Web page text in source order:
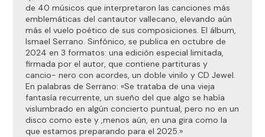
de 40 músicos que interpretaron las canciones más
emblemáticas del cantautor vallecano, elevando aún
más el vuelo poético de sus composiciones. El álbum,
Ismael Serrano. Sinfónico, se publica en octubre de
2024 en 3 formatos: una edición especial limitada,
firmada por el autor, que contiene partituras y
cancio- nero con acordes, un doble vinilo y CD Jewel.
En palabras de Serrano: «Se trataba de una vieja
fantasía recurrente, un sueño del que algo se había
vislumbrado en algún concierto puntual, pero no en un
disco como este y ,menos aún, en una gira como la
que estamos preparando para el 2025.»